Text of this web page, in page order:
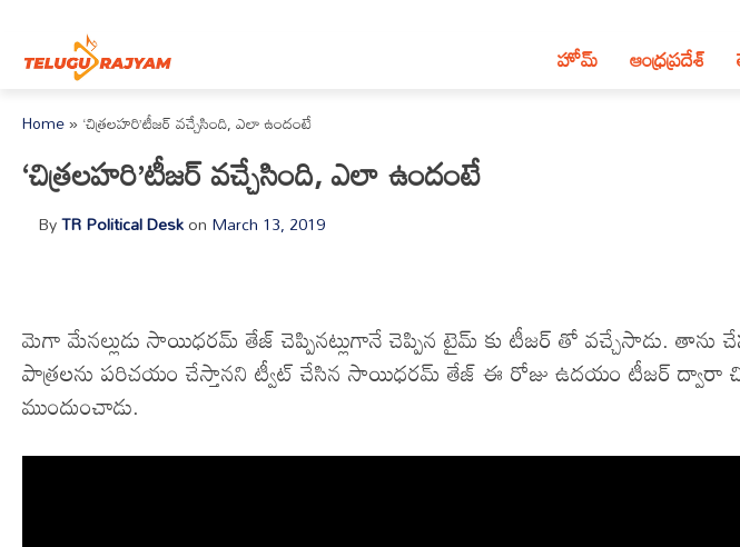
హోమ్ ఆంధ్ర‌ప్ర‌దేశ్‌
Home»‘చిత్రలహరి’టీజర్ వచ్చేసింది, ఎలా ఉందంటే
‘చిత్రలహరి’టీజర్ వచ్చేసింది, ఎలా ఉందంటే
ByTR Political Deskon March 13, 2019
మెగా మేనల్లుడు సాయిధరమ్ తేజ్ చెప్పినట్లుగానే చెప్పిన టైమ్ కు టీజర్ తో వచ్చేసాడు. తాను
పాత్రలను పరిచయం చేస్తానని ట్వీట్ చేసిన సాయిధరమ్ తేజ్ ఈ రోజు ఉదయం టీజర్ ద్వారా
ముందుంచాడు.